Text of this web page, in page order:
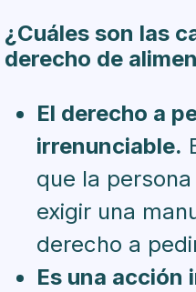
¿Cuáles son las
derecho de
El derecho a
irrenunciable.
que la
exigir una
derecho a
Es una acción